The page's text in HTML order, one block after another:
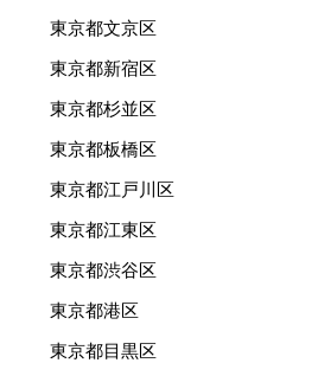
東京都文京区
東京都新宿区
東京都杉並区
東京都板橋区
東京都江戸川区
東京都江東区
東京都渋谷区
東京都港区
東京都目黒区